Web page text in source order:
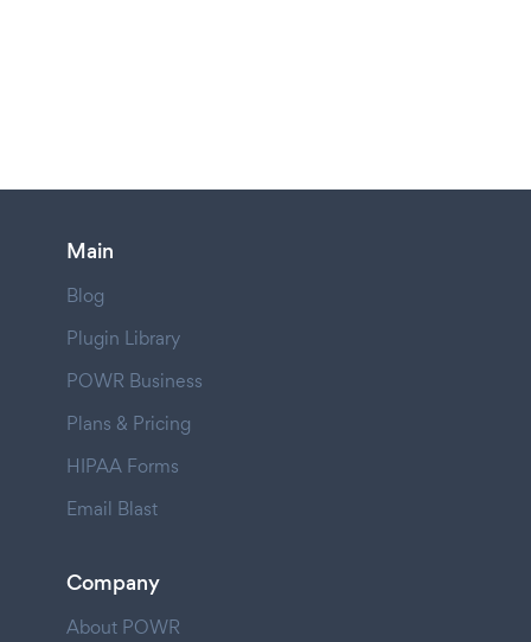
Main
Blog
Plugin Library
POWR Business
Plans & Pricing
HIPAA Forms
Email Blast
Company
About POWR